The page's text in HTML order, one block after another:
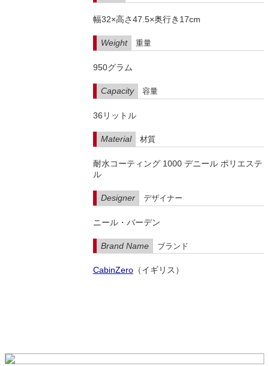
幅32×高さ47.5×奥行き17cm
Weight 重量
950グラム
Capacity 容量
36リットル
Material 材質
耐水コーティング 1000 デニール ポリエステ
ル
Designer デザイナー
ニール・バーデン
Brand Name ブランド
CabinZero（イギリス）